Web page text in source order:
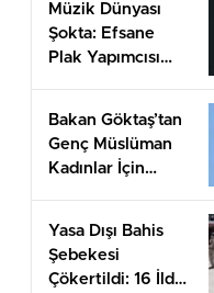
Müzik Dünyası
Şokta: Efsane
Plak Yapımcısı
Kaybetti
Bakan Göktaş’tan
Genç Müslüman
Kadınlar İçin
Programı
Yasa Dışı Bahis
Şebekesi
Çökertildi: 16 İlde